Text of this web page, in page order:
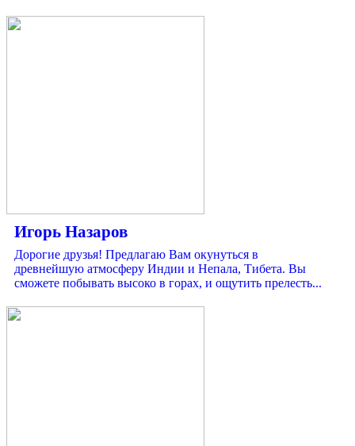
Игорь Назаров
Дорогие друзья! Предлагаю Вам окунуться в
древнейшую атмосферу Индии и Непала, Тибета. Вы
сможете побывать высоко в горах, и ощутить прелесть...